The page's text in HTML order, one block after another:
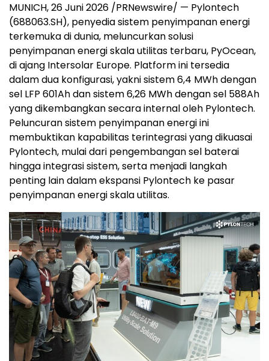
MUNICH, 26 Juni 2026 /PRNewswire/ — Pylontech
(688063.SH), penyedia sistem penyimpanan energi
terkemuka di dunia, meluncurkan solusi
penyimpanan energi skala utilitas terbaru, PyOcean,
di ajang Intersolar Europe. Platform ini tersedia
dalam dua konfigurasi, yakni sistem 6,4 MWh dengan
sel LFP 601Ah dan sistem 6,26 MWh dengan sel 588Ah
yang dikembangkan secara internal oleh Pylontech.
Peluncuran sistem penyimpanan energi ini
membuktikan kapabilitas terintegrasi yang dikuasai
Pylontech, mulai dari pengembangan sel baterai
hingga integrasi sistem, serta menjadi langkah
penting lain dalam ekspansi Pylontech ke pasar
penyimpanan energi skala utilitas.